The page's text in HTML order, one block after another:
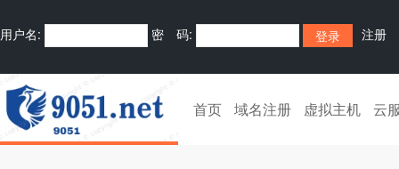
用户名: 密 码: 注册
首页 域名注册 虚拟主机 云